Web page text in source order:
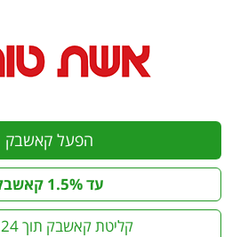
הפעל קאשבק
עד 1.5% קאשבק
קליטת קאשבק תוך 24 שעות